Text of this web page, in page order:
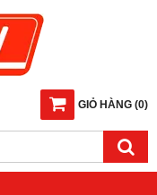
GIỎ HÀNG (0)